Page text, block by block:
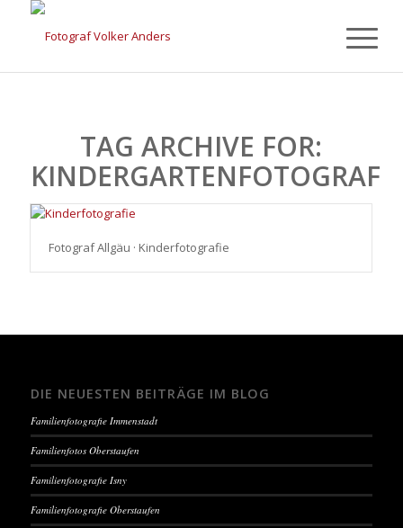
TAG ARCHIVE FOR:
KINDERGARTENFOTOGRAF
Fotograf Allgäu · Kinderfotografie
DIE NEUESTEN BEITRÄGE IM BLOG
Familienfotografie Immenstadt
Familienfotos Oberstaufen
Familienfotografie Isny
Familienfotografie Oberstaufen